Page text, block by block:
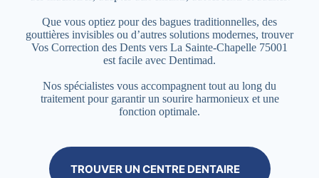
Que vous optiez pour des bagues traditionnelles, des
gouttières invisibles ou d’autres solutions modernes, trouver
Vos Correction des Dents vers La Sainte-Chapelle 75001
est facile avec Dentimad.
Nos spécialistes vous accompagnent tout au long du
traitement pour garantir un sourire harmonieux et une
fonction optimale.
TROUVER UN CENTRE DENTAIRE